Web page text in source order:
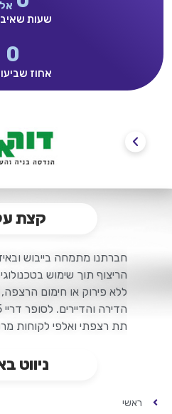
שעות
0
אחוז
קצת
חברתנו מתמחה בייבוש
הריצוף תוך שימוש
ללא פירוק או חימום הרצפה,
תת רצפתי ואלפי לקוחות
ניווט
ראשי